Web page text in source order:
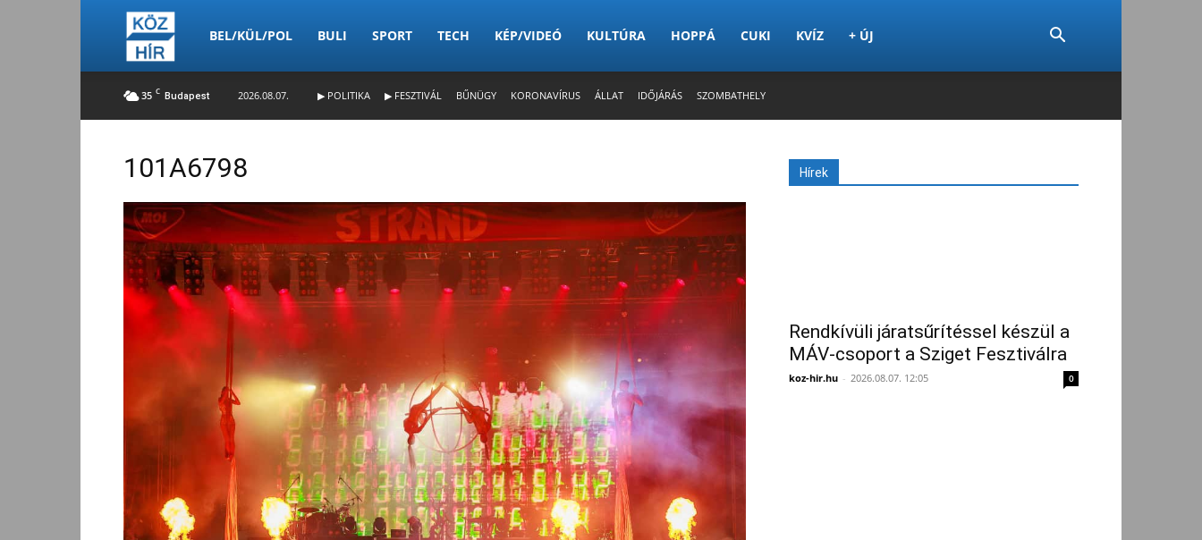
Köz-
BEL/KÜL/POL BULI SPORT TECH KÉP/VIDEÓ KULTÚRA HOPPÁ CUKI KVÍZ + ÚJ
35 C Budapest 2026.08.07. ▶ POLITIKA ▶ FESZTIVÁL BŰNÜGY KORONAVÍRUS ÁLLAT IDŐJÁRÁS SZOMBATHELY
101A6798 Hírek
Rendkívüli járatsűrítéssel készül a
MÁV-csoport a Sziget Fesztiválra
koz-hir.hu - 2026.08.07. 12:05 0